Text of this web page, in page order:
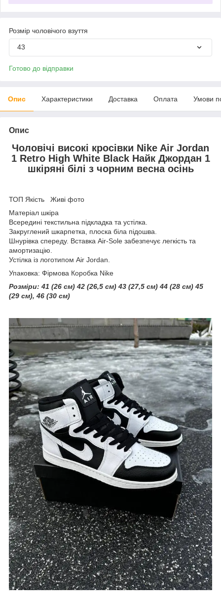
Розмір чоловічого взуття
43
Готово до відправки
Опис Характеристики Доставка Оплата Умови
Опис
Чоловічі високі кросівки Nike Air Jordan
1 Retro High White Black Найк Джордан 1
шкіряні білі з чорним весна осінь
ТОП Якість Живі фото
Матеріал шкіра
Всередині текстильна підкладка та устілка.
Закруглений шкарпетка, плоска біла підошва.
Шнурівка спереду. Вставка Air-Sole забезпечує легкість та
амортизацію.
Устілка із логотипом Air Jordan.
Упаковка: Фірмова Коробка Nike
Розміри: 41 (26 см) 42 (26,5 см) 43 (27,5 см) 44 (28 см) 45
(29 см), 46 (30 см)